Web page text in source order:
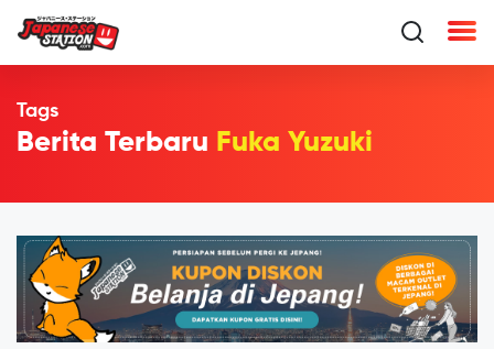
Tags
Berita Terbaru Fuka Yuzuki